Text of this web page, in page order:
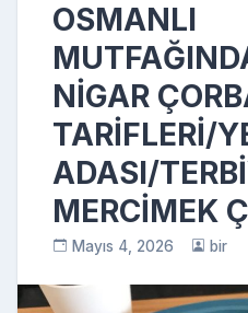
OSMANLI
NİGAR
TARİFLERİ/
ADASI/
MERCİMEK
Mayıs 4, 2026 bir